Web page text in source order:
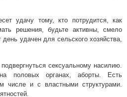
удачу тому, кто потрудится, как
решения, будьте активны, смело
удачен для сельского хозяйства,
сексуальному насилию.
половых органах, аборты. Есть
числе и с властными структурами.